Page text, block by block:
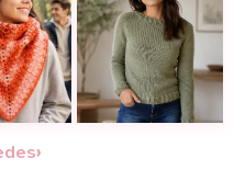
a mano con textura,
Un suéter básico
›